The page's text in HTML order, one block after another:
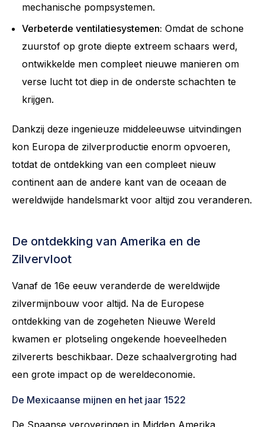
mechanische pompsystemen.
Verbeterde ventilatiesystemen: Omdat de schone
zuurstof op grote diepte extreem schaars werd,
ontwikkelde men compleet nieuwe manieren om
verse lucht tot diep in de onderste schachten te
krijgen.
Dankzij deze ingenieuze middeleeuwse uitvindingen
kon Europa de zilverproductie enorm opvoeren,
totdat de ontdekking van een compleet nieuw
continent aan de andere kant van de oceaan de
wereldwijde handelsmarkt voor altijd zou veranderen.
De ontdekking van Amerika en de
Zilvervloot
Vanaf de 16e eeuw veranderde de wereldwijde
zilvermijnbouw voor altijd. Na de Europese
ontdekking van de zogeheten Nieuwe Wereld
kwamen er plotseling ongekende hoeveelheden
zilvererts beschikbaar. Deze schaalvergroting had
een grote impact op de wereldeconomie.
De Mexicaanse mijnen en het jaar 1522
De Spaanse veroveringen in Midden Amerika